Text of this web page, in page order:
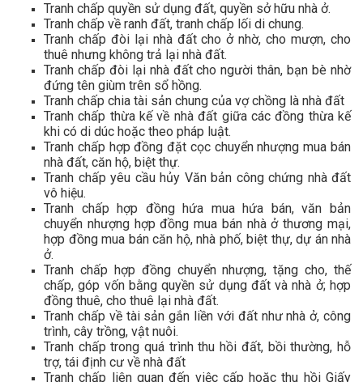
Tranh chấp quyền sử dụng đất, quyền sở hữu nhà ở.
Tranh chấp về ranh đất, tranh chấp lối di chung.
Tranh chấp đòi lại nhà đất cho ở nhờ, cho mượn, cho
thuê nhưng không trả lại nhà đất.
Tranh chấp đòi lại nhà đất cho người thân, bạn bè nhờ
đứng tên giùm trên sổ hồng.
Tranh chấp chia tài sản chung của vợ chồng là nhà đất
Tranh chấp thừa kế về nhà đất giữa các đồng thừa kế
khi có di dúc hoặc theo pháp luật.
Tranh chấp hợp đồng đặt cọc chuyển nhượng mua bán
nhà đất, căn hộ, biệt thự.
Tranh chấp yêu cầu hủy Văn bản công chứng nhà đất
vô hiệu.
Tranh chấp hợp đồng hứa mua hứa bán, văn bản
chuyển nhượng hợp đồng mua bán nhà ở thương mại,
hợp đồng mua bán căn hộ, nhà phố, biệt thự, dự án nhà
ở.
Tranh chấp hợp đồng chuyển nhượng, tặng cho, thế
chấp, góp vốn bằng quyền sử dụng đất và nhà ở; hợp
đồng thuê, cho thuê lại nhà đất.
Tranh chấp về tài sản gắn liền với đất như nhà ở, công
trình, cây trồng, vật nuôi.
Tranh chấp trong quá trình thu hồi đất, bồi thường, hỗ
trợ, tái định cư về nhà đất
Tranh chấp liên quan đến việc cấp hoặc thu hồi Giấy